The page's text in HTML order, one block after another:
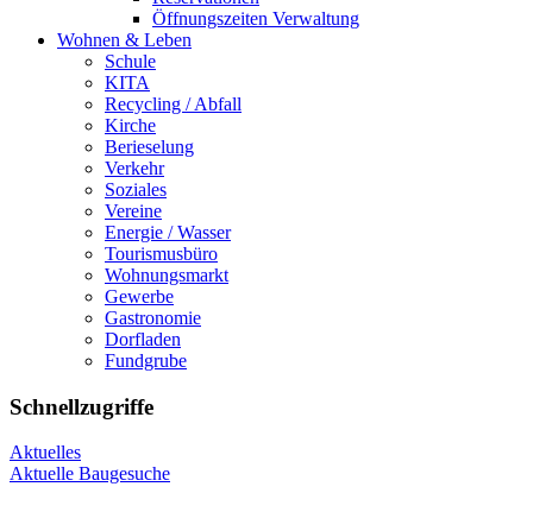
Öffnungszeiten Verwaltung
Wohnen & Leben
Schule
KITA
Recycling / Abfall
Kirche
Berieselung
Verkehr
Soziales
Vereine
Energie / Wasser
Tourismusbüro
Wohnungsmarkt
Gewerbe
Gastronomie
Dorfladen
Fundgrube
Schnellzugriffe
Aktuelles
Aktuelle Baugesuche